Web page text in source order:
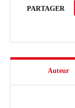
PARTAGER
Auteur